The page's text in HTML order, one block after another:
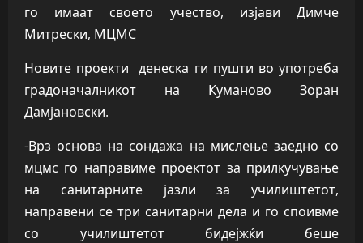
го имаат своето учество, изјави Димче
Митрески, МЦМС
Новите проекти денеска ги пушти во употреба
градоначалникот на Куманово Зоран
Дамјановски.
-Врз основа на сондажа на мислење заедно со
мцмс го направиме проектот за прилкучување
на санитарните јазли за училиштетот,
направени се три санитарни дела и го споивме
со училиштетот бидејжќи беше